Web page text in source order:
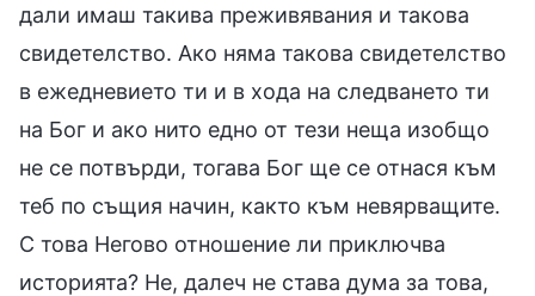
дали имаш такива преживявания и такова
свидетелство. Ако няма такова свидетелство
в ежедневието ти и в хода на следването ти
на Бог и ако нито едно от тези неща изобщо
не се потвърди, тогава Бог ще се отнася към
теб по същия начин, както към невярващите.
С това Негово отношение ли приключва
историята? Не, далеч не става дума за това,